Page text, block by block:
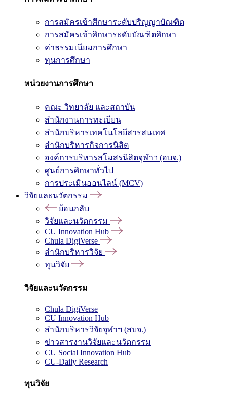
การสมัครเข้าศึกษาระดับปริญญาบัณฑิต
การสมัครเข้าศึกษาระดับบัณฑิตศึกษา
ค่าธรรมเนียมการศึกษา
ทุนการศึกษา
หน่วยงานการศึกษา
คณะ วิทยาลัย และสถาบัน
สำนักงานการทะเบียน
สำนักบริหารเทคโนโลยีสารสนเทศ
สำนักบริหารกิจการนิสิต
องค์การบริหารสโมสรนิสิตจุฬาฯ (อบจ.)
ศูนย์การศึกษาทั่วไป
การประเมินออนไลน์ (MCV)
วิจัยและนวัตกรรม
ย้อนกลับ
วิจัยและนวัตกรรม
CU Innovation Hub
Chula DigiVerse
สำนักบริหารวิจัย
ทุนวิจัย
วิจัยและนวัตกรรม
Chula DigiVerse
CU Innovation Hub
สำนักบริหารวิจัยจุฬาฯ (สบจ.)
ข่าวสารงานวิจัยและนวัตกรรม
CU Social Innovation Hub
CU-Daily Research
ทุนวิจัย